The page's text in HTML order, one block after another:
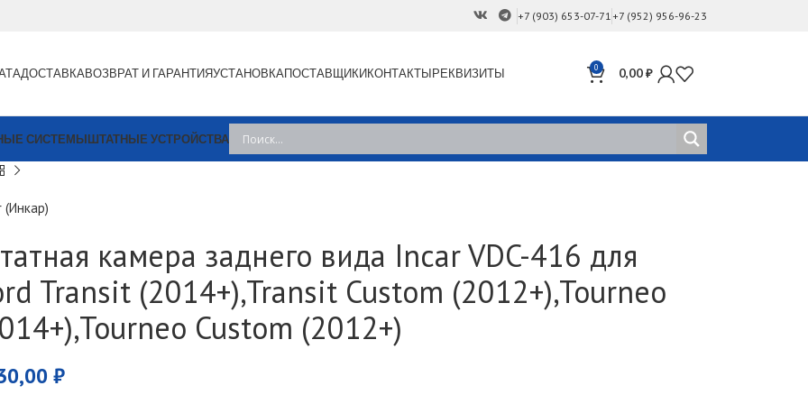
+7 (903) 653-07-71 +7 (952) 956-96-23
ДОСТАВКАВОЗВРАТ И ГАРАНТИЯУСТАНОВКАПОСТАВЩИКИКОНТАКТЫРЕКВИЗИТЫ 0 0,00₽
СИСТЕМЫШТАТНЫЕ УСТРОЙСТВА
(Инкар)
камера заднего вида Incar VDC-416 для
Transit (2014+),Transit Custom (2012+),Tourneo
Custom (2012+)
₽